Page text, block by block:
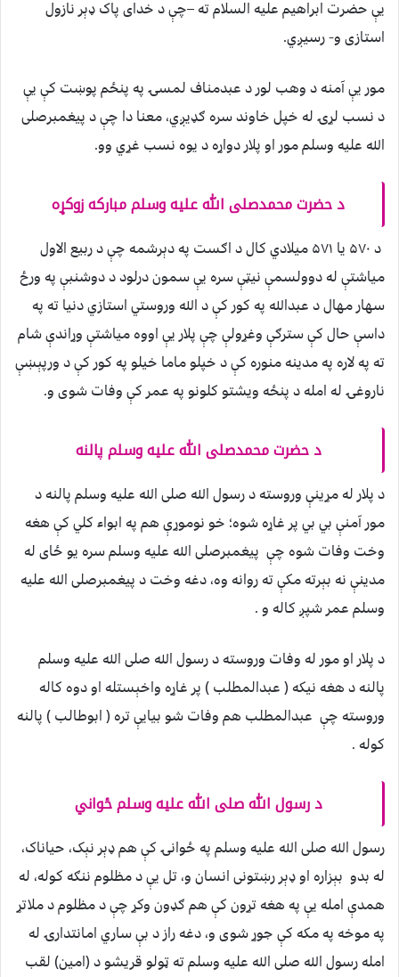
يې حضرت ابراهيم عليه السلام ته –چې د خدای پاک ډېر نازول
استازی و- رسيږي.
مور يې آمنه د وهب لور د عبدمناف لمسۍ په پنځم پوښت کې يې
د نسب لړۍ له خپل خاوند سره ګډيږي، معنا دا چې د پيغمبرصلی
الله عليه وسلم مور او پلار دواړه د يوه نسب غړي وو.
د حضرت محمدصلی الله عليه وسلم مبارکه زوکړه
د ۵۷۰ يا ۵۷۱ ميلادي کال د اګست په دېرشمه چې د ربيع الاول
مياشتې له دوولسمې نيټې سره يې سمون درلود د دوشنبې په ورځ
سهار مهال د عبدالله په کور کې د الله وروستي استازي دنيا ته په
داسې حال کې سترګې وغړولې چې پلار يې اووه مياشتې وړاندې شام
ته په لاره په مدينه منوره کې د خپلو ماما خيلو په کور کې د ورپېښې
ناروغۍ له امله د پنځه ويشتو کلونو په عمر کې وفات شوی و.
د حضرت محمدصلی الله عليه وسلم پالنه
د پلار له مړينې وروسته د رسول الله صلی الله عليه وسلم پالنه د
مور آمنې بي بي پر غاړه شوه؛ خو نوموړې هم په ابواء کلي کې هغه
وخت وفات شوه چې پيغمبرصلی الله عليه وسلم سره يو ځای له
مدينې نه بېرته مکې ته روانه وه، دغه وخت د پيغمبرصلی الله عليه
وسلم عمر شپږ کاله و .
د پلار او مور له وفات وروسته د رسول الله صلی الله عليه وسلم
پالنه د هغه نيکه ( عبدالمطلب ) پر غاړه واخېستله او دوه کاله
وروسته چې عبدالمطلب هم وفات شو بيايې تره ( ابوطالب ) پالنه
کوله .
د رسول الله صلی الله عليه وسلم ځواني
رسول الله صلی الله عليه وسلم په ځوانۍ کې هم ډېر نېک، حياناک،
له بدو بېزاره او ډېر رښتونی انسان و، تل يې د مظلوم ننګه کوله، له
همدې امله يې په هغه تړون کې هم ګډون وکړ چې د مظلوم د ملاتړ
په موخه په مکه کې جوړ شوی و، دغه راز د بې ساري امانتدارۍ له
امله رسول الله صلی الله عليه وسلم ته ټولو قريشو د (امين) لقب